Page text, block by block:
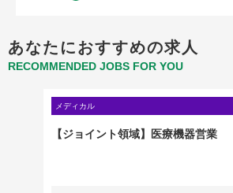
あなたにおすすめの求人
RECOMMENDED JOBS FOR YOU
メディカル
【ジョイント領域】医療機器営業